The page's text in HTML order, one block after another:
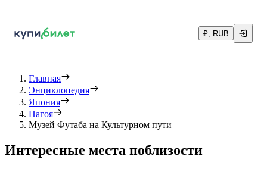
₽, RUB
Главная
Энциклопедия
Япония
Нагоя
Музей Футаба на Культурном пути
Интересные места поблизости